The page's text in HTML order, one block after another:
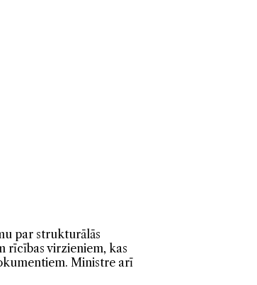
par strukturālās
rīcības virzieniem, kas
Ministre arī